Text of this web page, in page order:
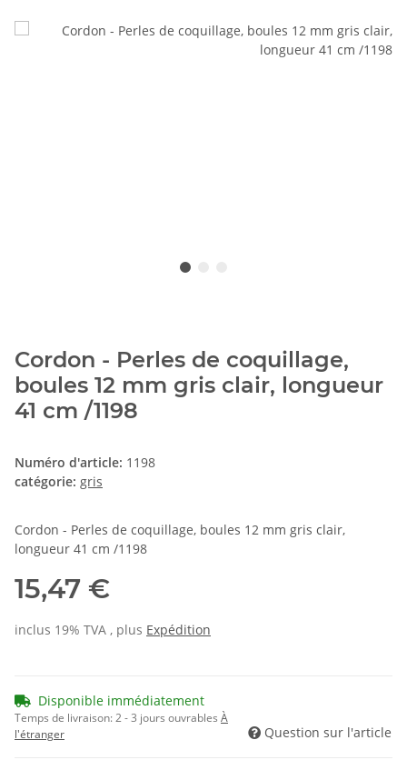
Cordon - Perles de coquillage,
boules 12 mm gris clair, longueur
41 cm /1198
Numéro d'article: 1198
catégorie: gris
Cordon - Perles de coquillage, boules 12 mm gris clair,
longueur 41 cm /1198
15,47 €
inclus 19% TVA , plus Expédition
Disponible immédiatement
Temps de livraison:2 - 3 jours ouvrables À
l'étranger
Question sur l'article